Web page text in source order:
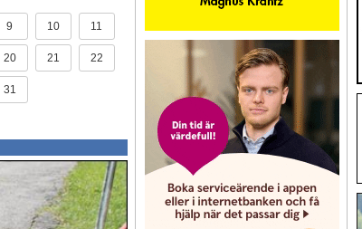
9 10 11
20 21 22
31